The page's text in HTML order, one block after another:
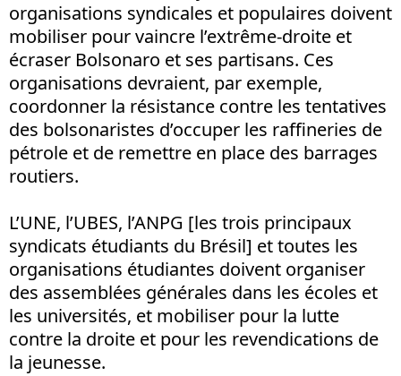
organisations syndicales et populaires doivent
mobiliser pour vaincre l’extrême-droite et
écraser Bolsonaro et ses partisans. Ces
organisations devraient, par exemple,
coordonner la résistance contre les tentatives
des bolsonaristes d’occuper les raffineries de
pétrole et de remettre en place des barrages
routiers.
L’UNE, l’UBES, l’ANPG [les trois principaux
syndicats étudiants du Brésil] et toutes les
organisations étudiantes doivent organiser
des assemblées générales dans les écoles et
les universités, et mobiliser pour la lutte
contre la droite et pour les revendications de
la jeunesse.